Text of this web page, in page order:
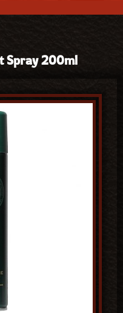
Spray 200ml